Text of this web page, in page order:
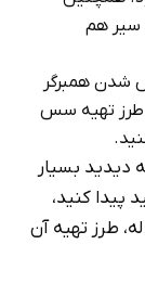
سیر هم
شدن همبرگر
طرز تهیه سس
دیدید بسیار
پیدا کنید،
طرز تهیه آن